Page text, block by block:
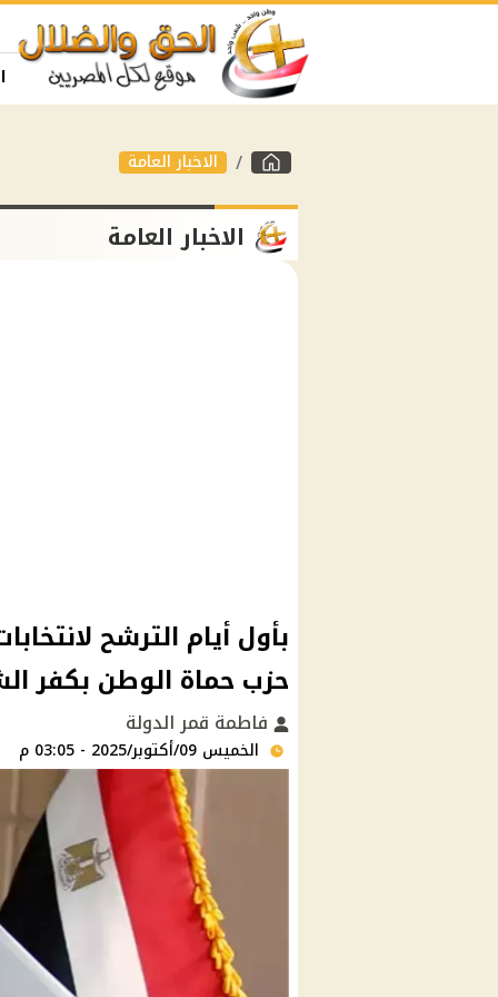
الاخبار العامة
الاخبار العامة
بأول أيام الترشح
حزب حماة الوطن بكفر
فاطمة قمر الدولة
الخميس 09/أكتوبر/2025 - 03:05 م